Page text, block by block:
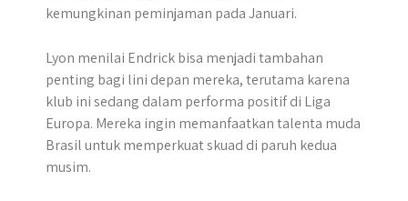
kemungkinan peminjaman pada Januari.
Lyon menilai Endrick bisa menjadi tambahan
penting bagi lini depan mereka, terutama karena
klub ini sedang dalam performa positif di Liga
Europa. Mereka ingin memanfaatkan talenta muda
Brasil untuk memperkuat skuad di paruh kedua
musim.